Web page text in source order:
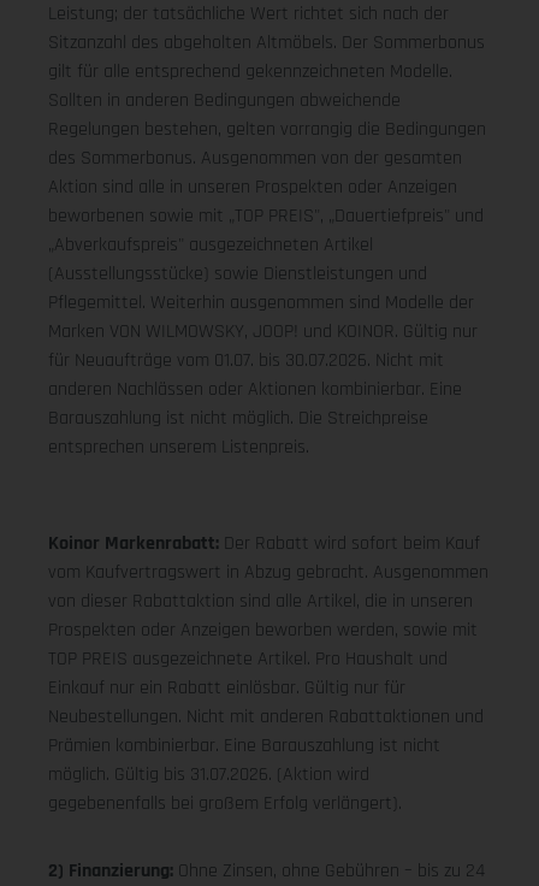
Leistung; der tatsächliche Wert richtet sich nach der
Sitzanzahl des abgeholten Altmöbels. Der Sommerbonus
gilt für alle entsprechend gekennzeichneten Modelle.
Sollten in anderen Bedingungen abweichende
Regelungen bestehen, gelten vorrangig die Bedingungen
des Sommerbonus. Ausgenommen von der gesamten
Aktion sind alle in unseren Prospekten oder Anzeigen
beworbenen sowie mit „TOP PREIS", „Dauertiefpreis" und
„Abverkaufspreis" ausgezeichneten Artikel
(Ausstellungsstücke) sowie Dienstleistungen und
Pflegemittel. Weiterhin ausgenommen sind Modelle der
Marken VON WILMOWSKY, JOOP! und KOINOR. Gültig nur
für Neuaufträge vom 01.07. bis 30.07.2026. Nicht mit
anderen Nachlässen oder Aktionen kombinierbar. Eine
Barauszahlung ist nicht möglich. Die Streichpreise
entsprechen unserem Listenpreis.
Koinor Markenrabatt: Der Rabatt wird sofort beim Kauf
vom Kaufvertragswert in Abzug gebracht. Ausgenommen
von dieser Rabattaktion sind alle Artikel, die in unseren
Prospekten oder Anzeigen beworben werden, sowie mit
TOP PREIS ausgezeichnete Artikel. Pro Haushalt und
Einkauf nur ein Rabatt einlösbar. Gültig nur für
Neubestellungen. Nicht mit anderen Rabattaktionen und
Prämien kombinierbar. Eine Barauszahlung ist nicht
möglich. Gültig bis 31.07.2026. (Aktion wird
gegebenenfalls bei großem Erfolg verlängert).
2) Finanzierung: Ohne Zinsen, ohne Gebühren – bis zu 24